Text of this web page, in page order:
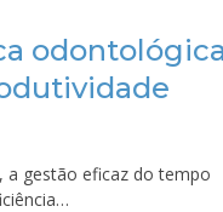
a gestão eficaz do tempo